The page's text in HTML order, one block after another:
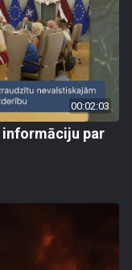
00:02:03
informāciju par